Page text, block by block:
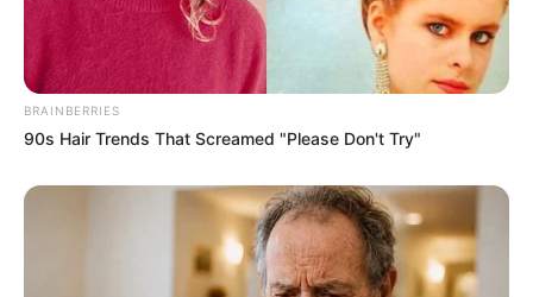
BRAINBERRIES
90s Hair Trends That Screamed "Please Don't Try"